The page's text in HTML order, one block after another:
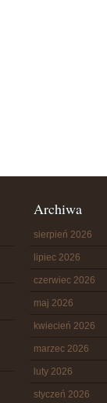
Archiwa
sierpień 2026
lipiec 2026
czerwiec 2026
maj 2026
kwiecień 2026
marzec 2026
luty 2026
styczeń 2026